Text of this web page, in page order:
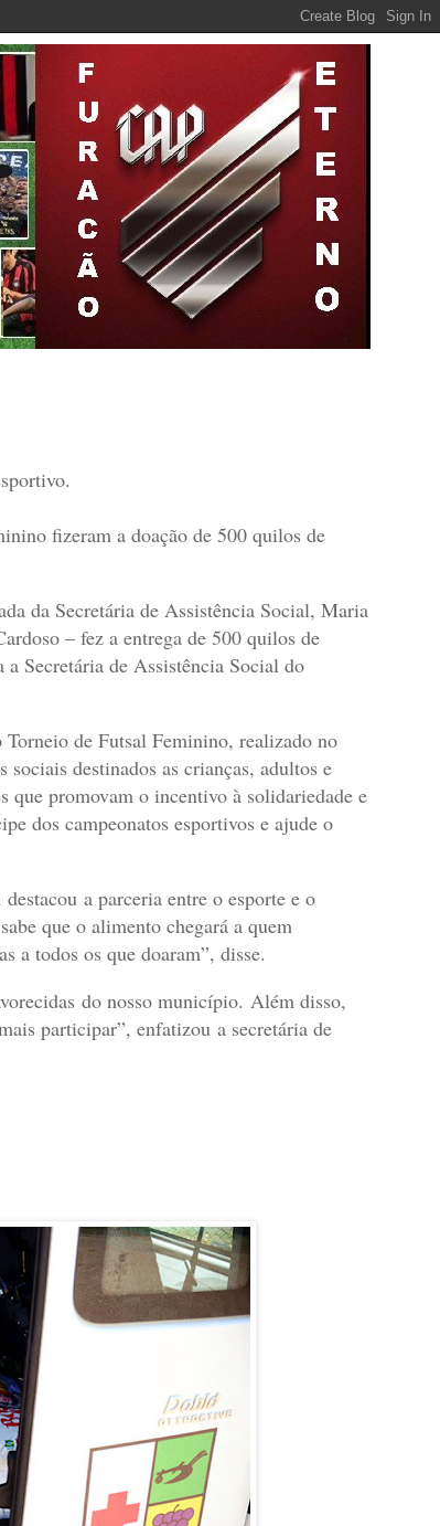
fizeram a doação de 500 quilos de
da Secretária de Assistência Social, Maria
– fez a entrega de 500 quilos de
Secretária de Assistência Social do
de Futsal Feminino, realizado no
destinados as crianças, adultos e
promovam o incentivo à solidariedade e
dos campeonatos esportivos e ajude o
a parceria entre o esporte e o
que o alimento chegará a quem
a todos os que doaram”, disse.
do nosso município. Além disso,
participar”, enfatizou a secretária de